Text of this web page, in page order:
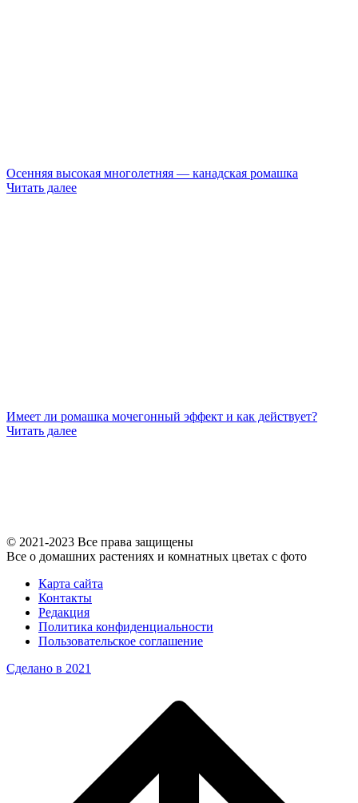
Осенняя высокая многолетняя — канадская ромашка
Читать далее
Имеет ли ромашка мочегонный эффект и как действует?
Читать далее
© 2021-2023 Все права защищены
Все о домашних растениях и комнатных цветах с фото
Карта сайта
Контакты
Редакция
Политика конфиденциальности
Пользовательское соглашение
Сделано в 2021